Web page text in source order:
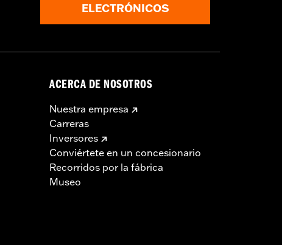
ELECTRÓNICOS
ACERCA DE NOSOTROS
Nuestra empresa
Carreras
Inversores
Conviértete en un concesionario
Recorridos por la fábrica
Museo